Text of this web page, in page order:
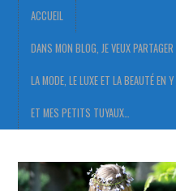
ACCUEIL
DANS MON BLOG, JE VEUX
LA MODE, LE LUXE ET LA BEAUTÉ EN
ET MES PETITS TUYAUX…